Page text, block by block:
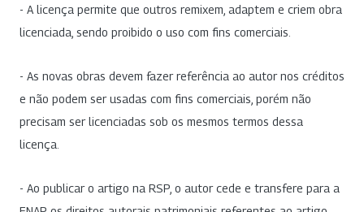
- A licença permite que outros remixem, adaptem e criem obra
licenciada, sendo proibido o uso com fins comerciais.
- As novas obras devem fazer referência ao autor nos créditos
e não podem ser usadas com fins comerciais, porém não
precisam ser licenciadas sob os mesmos termos dessa
licença.
- Ao publicar o artigo na RSP, o autor cede e transfere para a